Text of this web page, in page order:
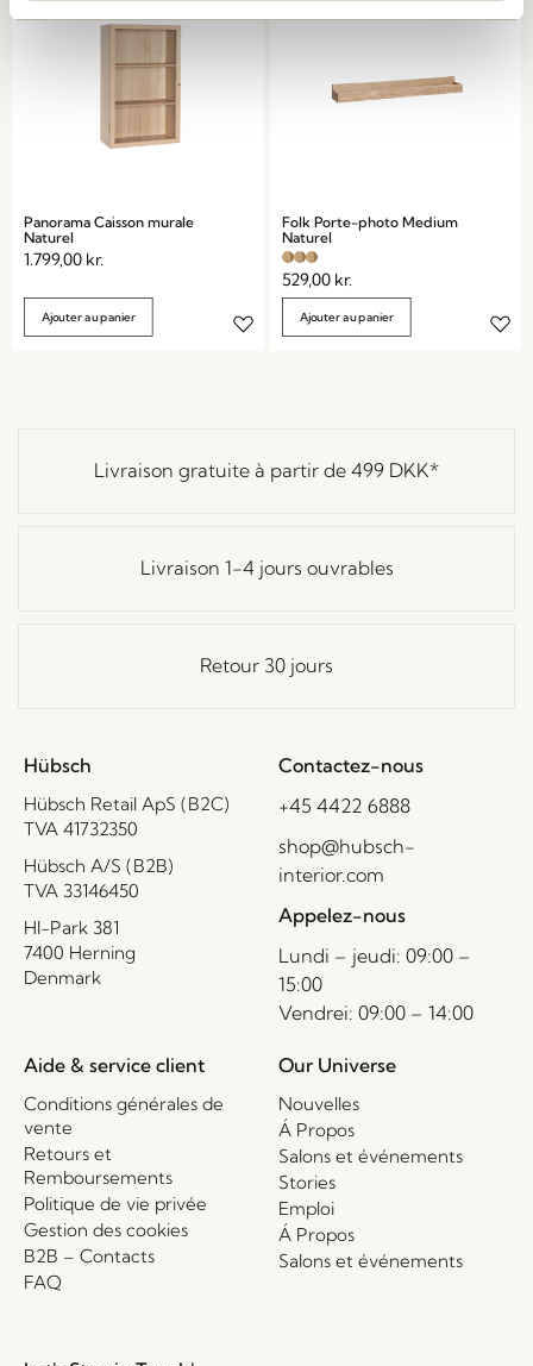
Panorama Caisson murale
Naturel
1.799,00 kr.
Ajouter au panier
Folk Porte-photo Medium
Naturel
529,00 kr.
Ajouter au panier
Livraison gratuite à partir de 499 DKK*
Livraison 1-4 jours ouvrables
Retour 30 jours
Hübsch
Hübsch Retail ApS (B2C)
TVA 41732350
Hübsch A/S (B2B)
TVA 33146450
HI-Park 381
7400 Herning
Denmark
Contactez-nous
+45 4422 6888
shop@hubsch-
interior.com
Appelez-nous
Lundi – jeudi: 09:00 –
15:00
Vendrei: 09:00 – 14:00
Aide & service client
Conditions générales de
vente
Retours et
Remboursements
Politique de vie privée
Gestion des cookies
B2B – Contacts
FAQ
Our Universe
Nouvelles
Á Propos
Salons et événements
Stories
Emploi
Á Propos
Salons et événements